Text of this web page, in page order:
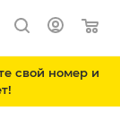
свой номер и